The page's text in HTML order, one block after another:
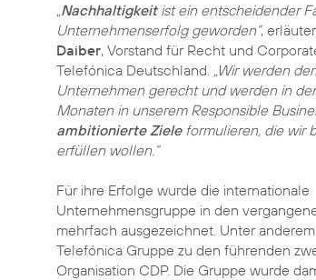
„Nachhaltigkeitist ein entscheidender
Unternehmenserfolg geworden“,
Daiber, Vorstand für Recht und
Telefónica Deutschland. „Wir werden
Unternehmen gerecht und werden in
Monaten in unserem Responsible
ambitionierte Zieleformulieren, die wir
erfüllen wollen.“
Für ihre Erfolge wurde die internationale
Unternehmensgruppe in den
mehrfach ausgezeichnet. Unter
Telefónica Gruppe zu den führenden
Organisation CDP. Die Gruppe wurde